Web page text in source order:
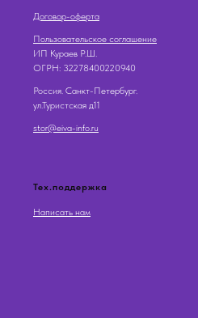
Договор-оферта
Пользовательское соглашение
ИП Кураев Р.Ш.
OГРН: 32278400220940
Россия. Санкт-Петербург.
ул.Туристская д11
stor@eiva-info.ru
Тех.поддержка
Написать нам